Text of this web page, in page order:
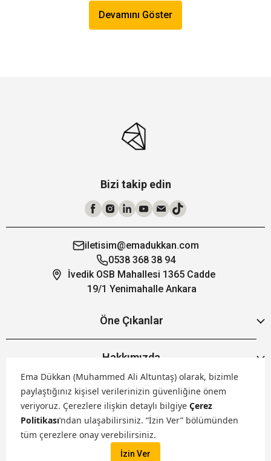
Ema Dükkan (Muhammed Ali Altuntaş) olarak, bizimle
paylaştığınız kişisel verilerinizin güvenliğine önem
veriyoruz. Çerezlere ilişkin detaylı bilgiye Çerez
Politikası’ndan ulaşabilirsiniz. “İzin Ver” bölümünden
tüm çerezlere onay verebilirsiniz.
İzin Ver
Devamını Göster
Bizi takip edin
iletisim@emadukkan.com
0538 368 38 94
İvedik OSB Mahallesi 1365 Cadde
19/1 Yenimahalle Ankara
Öne Çıkanlar
Hakkımızda
Markalarımız
Satış Kanallarımız